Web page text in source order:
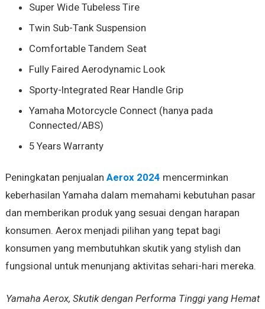
Super Wide Tubeless Tire
Twin Sub-Tank Suspension
Comfortable Tandem Seat
Fully Faired Aerodynamic Look
Sporty-Integrated Rear Handle Grip
Yamaha Motorcycle Connect (hanya pada
Connected/ABS)
5 Years Warranty
Peningkatan penjualan Aerox 2024 mencerminkan
keberhasilan Yamaha dalam memahami kebutuhan pasar
dan memberikan produk yang sesuai dengan harapan
konsumen. Aerox menjadi pilihan yang tepat bagi
konsumen yang membutuhkan skutik yang stylish dan
fungsional untuk menunjang aktivitas sehari-hari mereka.
Yamaha Aerox, Skutik dengan Performa Tinggi yang Hemat